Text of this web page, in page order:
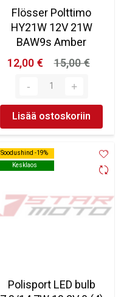
Flösser Polttimo
HY21W 12V 21W
BAW9s Amber
12,00 €
15,00 €
Lisää ostoskoriin
Soodushind -19%
Kesklaos
Soodushind -19%
Kesklaos
Polisport LED bulb